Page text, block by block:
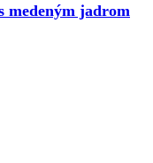
medeným jadrom